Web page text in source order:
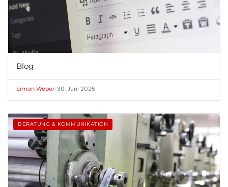
Blog
Simon Weber•30. Juni 2025
BERATUNG & KOMMUNIKATION